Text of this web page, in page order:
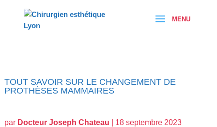
TOUT SAVOIR SUR LE CHANGEMENT DE
PROTHÈSES MAMMAIRES
par Docteur Joseph Chateau 18 septembre 2023